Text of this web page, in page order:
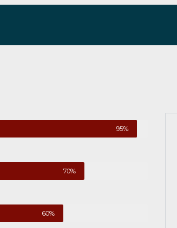
95%
70%
60%